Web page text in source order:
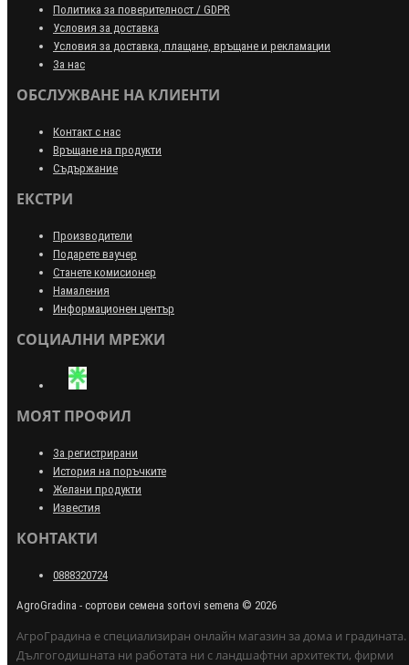
Политика за поверителност / GDPR
Условия за доставка
Условия за доставка, плащане, връщане и рекламации
За нас
ОБСЛУЖВАНЕ НА КЛИЕНТИ
Контакт с нас
Връщане на продукти
Съдържание
ЕКСТРИ
Производители
Подарете ваучер
Станете комисионер
Намаления
Информационен център
СОЦИАЛНИ МРЕЖИ
МОЯТ ПРОФИЛ
За регистрирани
История на поръчките
Желани продукти
Известия
КОНТАКТИ
0888320724
AgroGradina - сортови семена sortovi semena © 2026
АгроГрадина е специализиран онлайн магазин за дома и градината.
Дългогодишната ни работата ни с ландшафтни архитекти, фирми